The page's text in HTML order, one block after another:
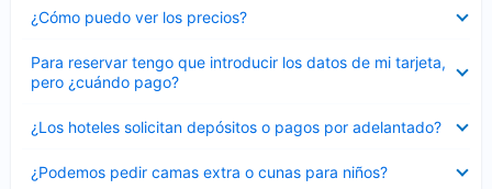
¿Cómo puedo ver los precios?
cerrado
Para reservar tengo que introducir los datos de mi tarjeta,
pero ¿cuándo pago?
cerrado
¿Los hoteles solicitan depósitos o pagos por adelantado?
cerrado
¿Podemos pedir camas extra o cunas para niños?
cerrado